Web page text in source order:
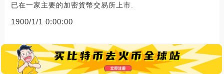
已在一家主要的加密貨幣交易所上市.
1900/1/1 0:00:00